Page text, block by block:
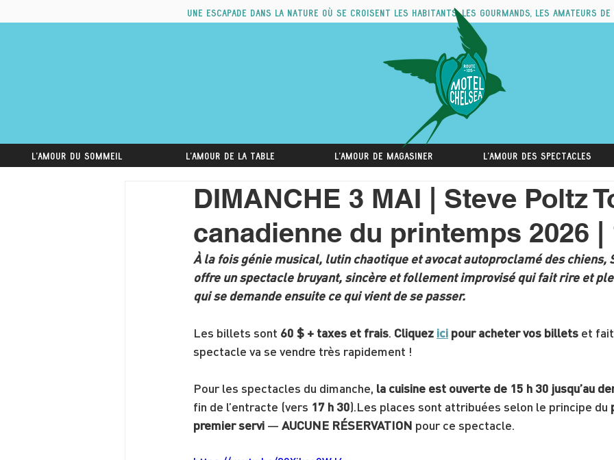
Une escapade dans la nature où se croisent les habitants, les gourmands, les amateurs
L'amour du sommeil L'amour de la table L'amour de magasiner L'amour des spectacles
DIMANCHE 3 MAI | Steve Poltz
canadienne du printemps 2026 |
À la fois génie musical, lutin chaotique et avocat autoproclamé des chiens,
offre un spectacle bruyant, sincère et follement improvisé qui fait rire et
qui se demande ensuite ce qui vient de se passer.
Les billets sont 60 $ + taxes et frais. Cliquez ici pour acheter vos billets et
spectacle va se vendre très rapidement !
Pour les spectacles du dimanche, la cuisine est ouverte de 15 h 30 jusqu’au
fin de l’entracte (vers 17 h 30).Les places sont attribuées selon le principe du
premier servi — AUCUNE RÉSERVATION pour ce spectacle.